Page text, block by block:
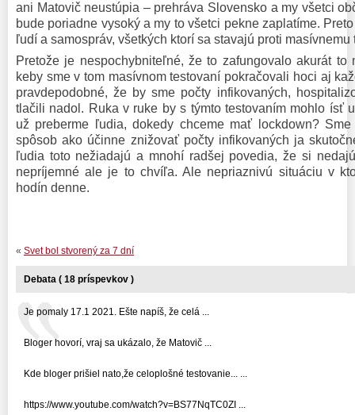
ani Matovič neustúpia – prehráva Slovensko a my všetci
bude poriadne vysoký a my to všetci pekne zaplatíme.
ľudí a samospráv, všetkých ktorí sa stavajú proti masívnemu
Pretože je nespochybniteľné, že to zafungovalo akurát to
keby sme v tom masívnom testovaní pokračovali hoci aj
pravdepodobné, že by sme počty infikovaných,
tlačili nadol. Ruka v ruke by s týmto testovaním mohlo ísť
už preberme ľudia, dokedy chceme mať lockdown?
spôsob ako účinne znižovať počty infikovaných ja
ľudia toto nežiadajú a mnohí radšej povedia, že si
nepríjemné ale je to chvíľa. Ale nepriaznivú situáciu v
hodín denne.
« Svet bol stvorený za 7 dní
Debata ( 18 príspevkov )
Je pomaly 17.1 2021. Ešte napíš, že celá ...
Bloger hovorí, vraj sa ukázalo, že Matovič ...
Kde bloger prišiel nato,že celoplošné testovanie... ...
https://www.youtube.com/watch?v=BS77NqTC0ZI ...